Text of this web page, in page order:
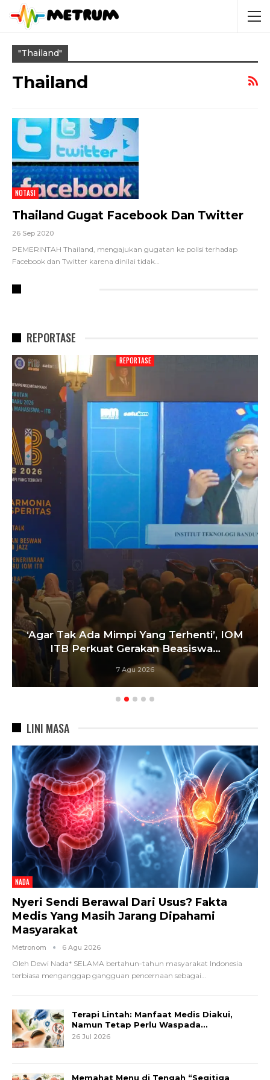
"thailand"
Thailand
NOTASI
Thailand Gugat Facebook Dan Twitter
26 Sep 2020
PEMERINTAH Thailand, mengajukan gugatan ke polisi terhadap
Facebook dan Twitter karena dinilai tidak…
REPORTASE
REPORTASE
‘Agar Tak Ada Mimpi Yang Terhenti’, IOM
ITB Perkuat Gerakan Beasiswa…
7 Agu 2026
LINI MASA
NADA
Nyeri Sendi Berawal Dari Usus? Fakta
Medis Yang Masih Jarang Dipahami
Masyarakat
Metronom 6 Agu 2026
Oleh Dewi Nada* SELAMA bertahun-tahun masyarakat Indonesia
terbiasa menganggap gangguan pencernaan sebagai…
Terapi Lintah: Manfaat Medis Diakui,
Namun Tetap Perlu Waspada…
26 Jul 2026
Memahat Menu di Tengah “Segitiga